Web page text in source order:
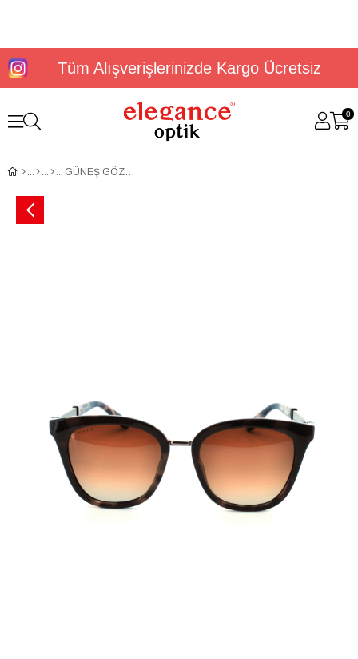
Tüm Alışverişlerinizde Kargo Ücretsiz
0
GÜNEŞ GÖZLÜĞÜ U.S. POLO ASSN. USS 0048 C3